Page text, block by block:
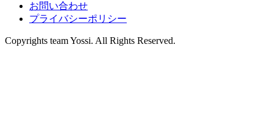
お問い合わせ
プライバシーポリシー
Copyrights team Yossi. All Rights Reserved.